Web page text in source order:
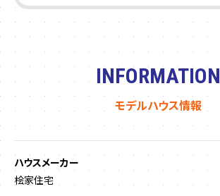
INFORMATION
モデルハウス情報
ハウスメーカー
桧家住宅